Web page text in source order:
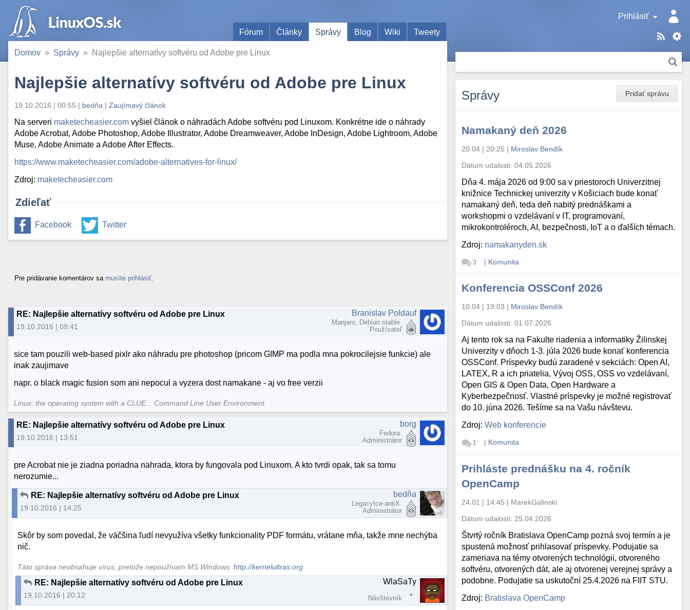
Prihlásiť
Fórum
Články Správy Blog Wiki Tweety
Domov Správy Najlepšie alternatívy softvéru od Adobe pre Linux
Najlepšie alternatívy softvéru od Adobe pre Linux
19.10.2016 | 00:55 | bedňa | Zaujímavý článok
Na serveri maketecheasier.com vyšiel článok o náhradách Adobe softvéru pod Linuxom. Konkrétne ide o náhrady
Adobe Acrobat, Adobe Photoshop, Adobe Illustrator, Adobe Dreamweaver, Adobe InDesign, Adobe Lightroom, Adobe
Muse, Adobe Animate a Adobe After Effects.
https://www.maketecheasier.com/adobe-alternatives-for-linux/
Zdroj: maketecheasier.com
Zdieľať
Facebook Twitter
Pre pridávanie komentárov sa musíte prihlásiť
RE: Najlepšie alternatívy softvéru od Adobe pre Linux
19.10.2016 | 09:41
Branislav Poldauf
Manjaro, Debian stable
Používateľ
sice tam pouzili web-based pixlr ako náhradu pre photoshop (pricom GIMP ma podla mna pokrocilejsie funkcie) ale
inak zaujimave
napr. o black magic fusion som ani nepocul a vyzera dost namakane - aj vo free verzii
Linux: the operating system with a CLUE... Command Line User Environment
RE: Najlepšie alternatívy softvéru od Adobe pre Linux
19.10.2016 | 13:51
borg
Fedora
Administrátor
pre Acrobat nie je ziadna poriadna nahrada, ktora by fungovala pod Linuxom. A kto tvrdi opak, tak sa tomu
nerozumie...
RE: Najlepšie alternatívy softvéru od Adobe pre Linux
19.10.2016 | 14:25
bedňa
LegacyIce-antiX
Administrátor
Skôr by som povedal, že väčšina ľudí nevyužíva všetky funkcionality PDF formátu, vrátane mňa, takže mne nechýba
nič.
Táto správa neobsahuje vírus, pretože nepoužívam MS Windows.http://kernelultras.org
RE: Najlepšie alternatívy softvéru od Adobe pre Linux
19.10.2016 | 20:12
WlaSaTy
Návštevník
Pridať správu
Správy
Namakaný deň 2026
20.04 | 20:25 | Miroslav Bendík
Dátum udalosti:04.05.2026
Dňa 4. mája 2026 od 9:00 sa v priestoroch Univerzitnej
knižnice Technickej univerzity v Košiciach bude konať
namakaný deň, teda deň nabitý prednáškami a
workshopmi o vzdelávaní v IT, programovaní,
mikrokontroléroch, AI, bezpečnosti, IoT a o ďalších témach.
Zdroj: namakanyden.sk
3 | Komunita
Konferencia OSSConf 2026
10.04 | 19:03 | Miroslav Bendík
Dátum udalosti:01.07.2026
Aj tento rok sa na Fakulte riadenia a informatiky Žilinskej
Univerzity v dňoch 1-3. júla 2026 bude konať konferencia
OSSConf. Príspevky budú zaradené v sekciách: Open AI,
LATEX, R a ich priatelia, Vývoj OSS, OSS vo vzdelávaní,
Open GIS & Open Data, Open Hardware a
Kyberbezpečnosť. Vlastné príspevky je možné registrovať
do 10. júna 2026. Tešíme sa na Vašu návštevu.
Zdroj:Web konferencie
1 | Komunita
Prihláste prednášku na 4. ročník
OpenCamp
24.01 | 14:45 | MarekGalinski
Dátum udalosti: 25.04.2026
Štvrtý ročník Bratislava OpenCamp pozná svoj termín a je
spustená možnosť prihlasovať príspevky. Podujatie sa
zameriava na témy otvorených technológii, otvoreného
softvéru, otvorených dát, ale aj otvorenej verejnej správy a
podobne. Podujatie sa uskutoční 25.4.2026 na FIIT STU.
Zdroj: Bratislava OpenCamp